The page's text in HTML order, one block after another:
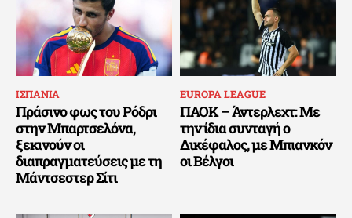
ΙΣΠΑΝΙΑ
Πράσινο φως του Ρόδρι
στην Μπαρτσελόνα,
ξεκινούν οι
διαπραγματεύσεις με τη
Μάντσεστερ Σίτι
EUROPA LEAGUE
ΠΑΟΚ – Άντερλεχτ: Με
την ίδια συνταγή ο
Δικέφαλος, με Μπιανκόν
οι Βέλγοι